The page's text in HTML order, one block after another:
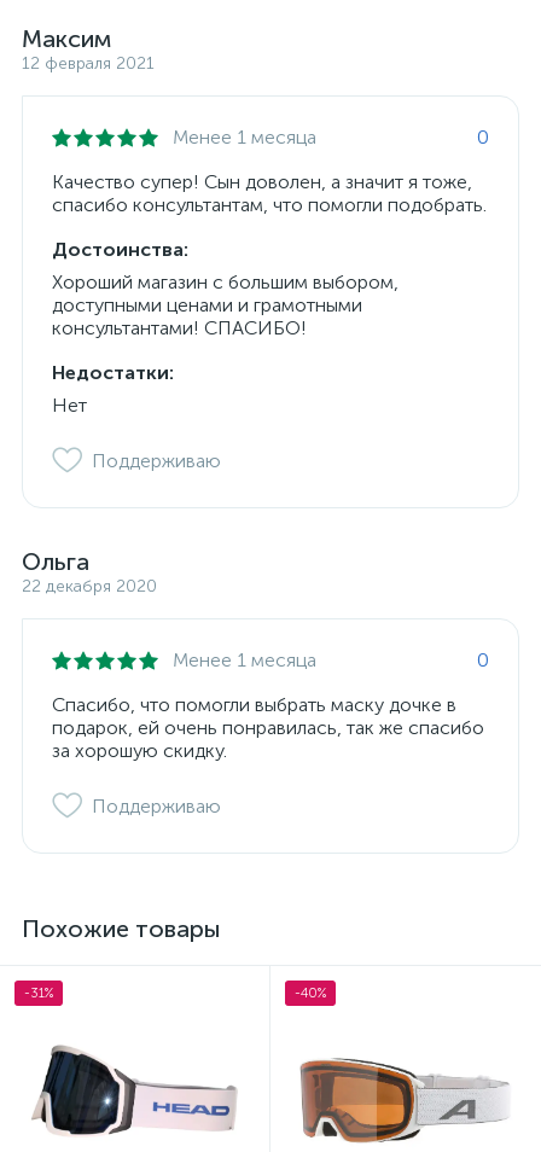
Максим
12 февраля 2021
Менее 1 месяца
0
Качество супер! Сын доволен, а значит я тоже,
спасибо консультантам, что помогли подобрать.
Достоинства:
Хороший магазин с большим выбором,
доступными ценами и грамотными
консультантами! СПАСИБО!
Недостатки:
Нет
Поддерживаю
Ольга
22 декабря 2020
Менее 1 месяца
0
Спасибо, что помогли выбрать маску дочке в
подарок, ей очень понравилась, так же спасибо
за хорошую скидку.
Поддерживаю
Похожие товары
-31% -40%